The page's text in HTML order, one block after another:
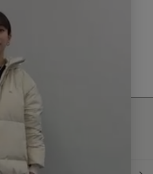
ー はありません。
報発信中！
商品や
ッションはこちら